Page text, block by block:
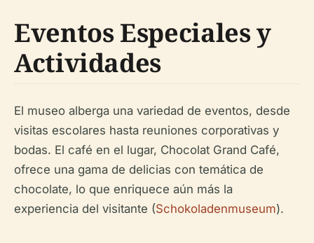
Eventos Especiales y
Actividades
El museo alberga una variedad de eventos, desde
visitas escolares hasta reuniones corporativas y
bodas. El café en el lugar, Chocolat Grand Café,
ofrece una gama de delicias con temática de
chocolate, lo que enriquece aún más la
experiencia del visitante (Schokoladenmuseum).